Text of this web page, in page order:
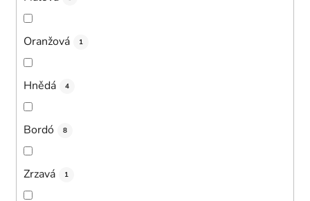
Oranžová 1
Hnědá 4
Bordó 8
Zrzavá 1